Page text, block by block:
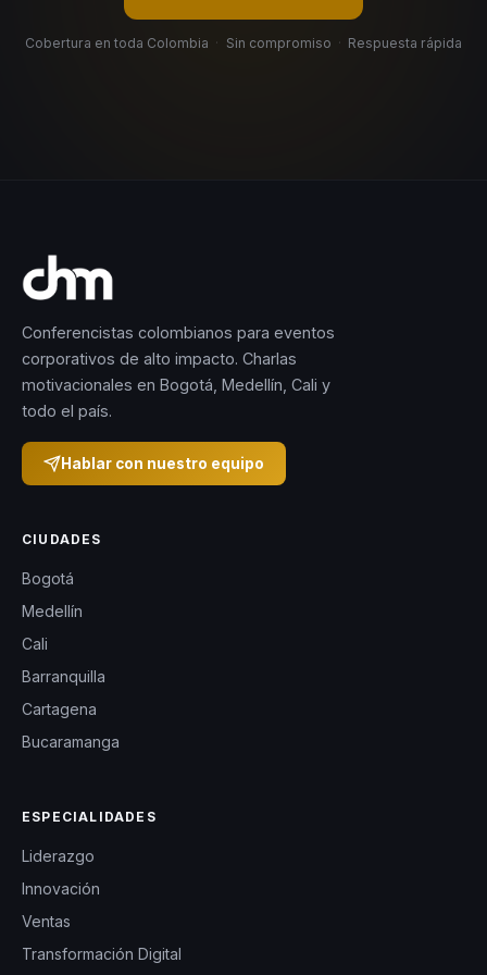
Cobertura en toda Colombia · Sin compromiso · Respuesta rápida
Conferencistas colombianos para eventos
corporativos de alto impacto. Charlas
motivacionales en Bogotá, Medellín, Cali y
todo el país.
Hablar con nuestro equipo
CIUDADES
Bogotá
Medellín
Cali
Barranquilla
Cartagena
Bucaramanga
ESPECIALIDADES
Liderazgo
Innovación
Ventas
Transformación Digital